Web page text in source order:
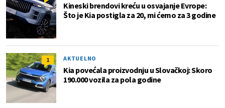
Kineski brendovi kreću u osvajanje Evrope:
Što je Kia postigla za 20, mi ćemo za 3 godine
1 AKTUELNO
Kia povećala proizvodnju u Slovačkoj: Skoro
190.000 vozila za pola godine